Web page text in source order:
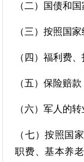
（二）国债和
（三）按照国
（四）福利费
（五）保险赔款
（六）军人的
（七）按照国
职费、基本养